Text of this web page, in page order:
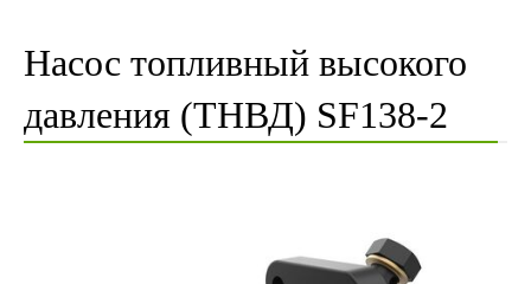
Насос топливный высокого
давления (ТНВД) SF138-2